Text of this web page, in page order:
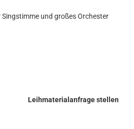
und großes Orchester
Leihmaterialanfrage stellen